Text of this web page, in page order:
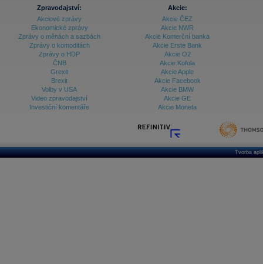
Zpravodajství:
Akciové zprávy
Ekonomické zprávy
Zprávy o měnách a sazbách
Zprávy o komoditách
Zprávy o HDP
ČNB
Grexit
Brexit
Volby v USA
Video zpravodajství
Investiční komentáře
Akcie:
Akcie ČEZ
Akcie NWR
Akcie Komerční banka
Akcie Erste Bank
Akcie O2
Akcie Kofola
Akcie Apple
Akcie Facebook
Akcie BMW
Akcie GE
Akcie Moneta
Tvorba